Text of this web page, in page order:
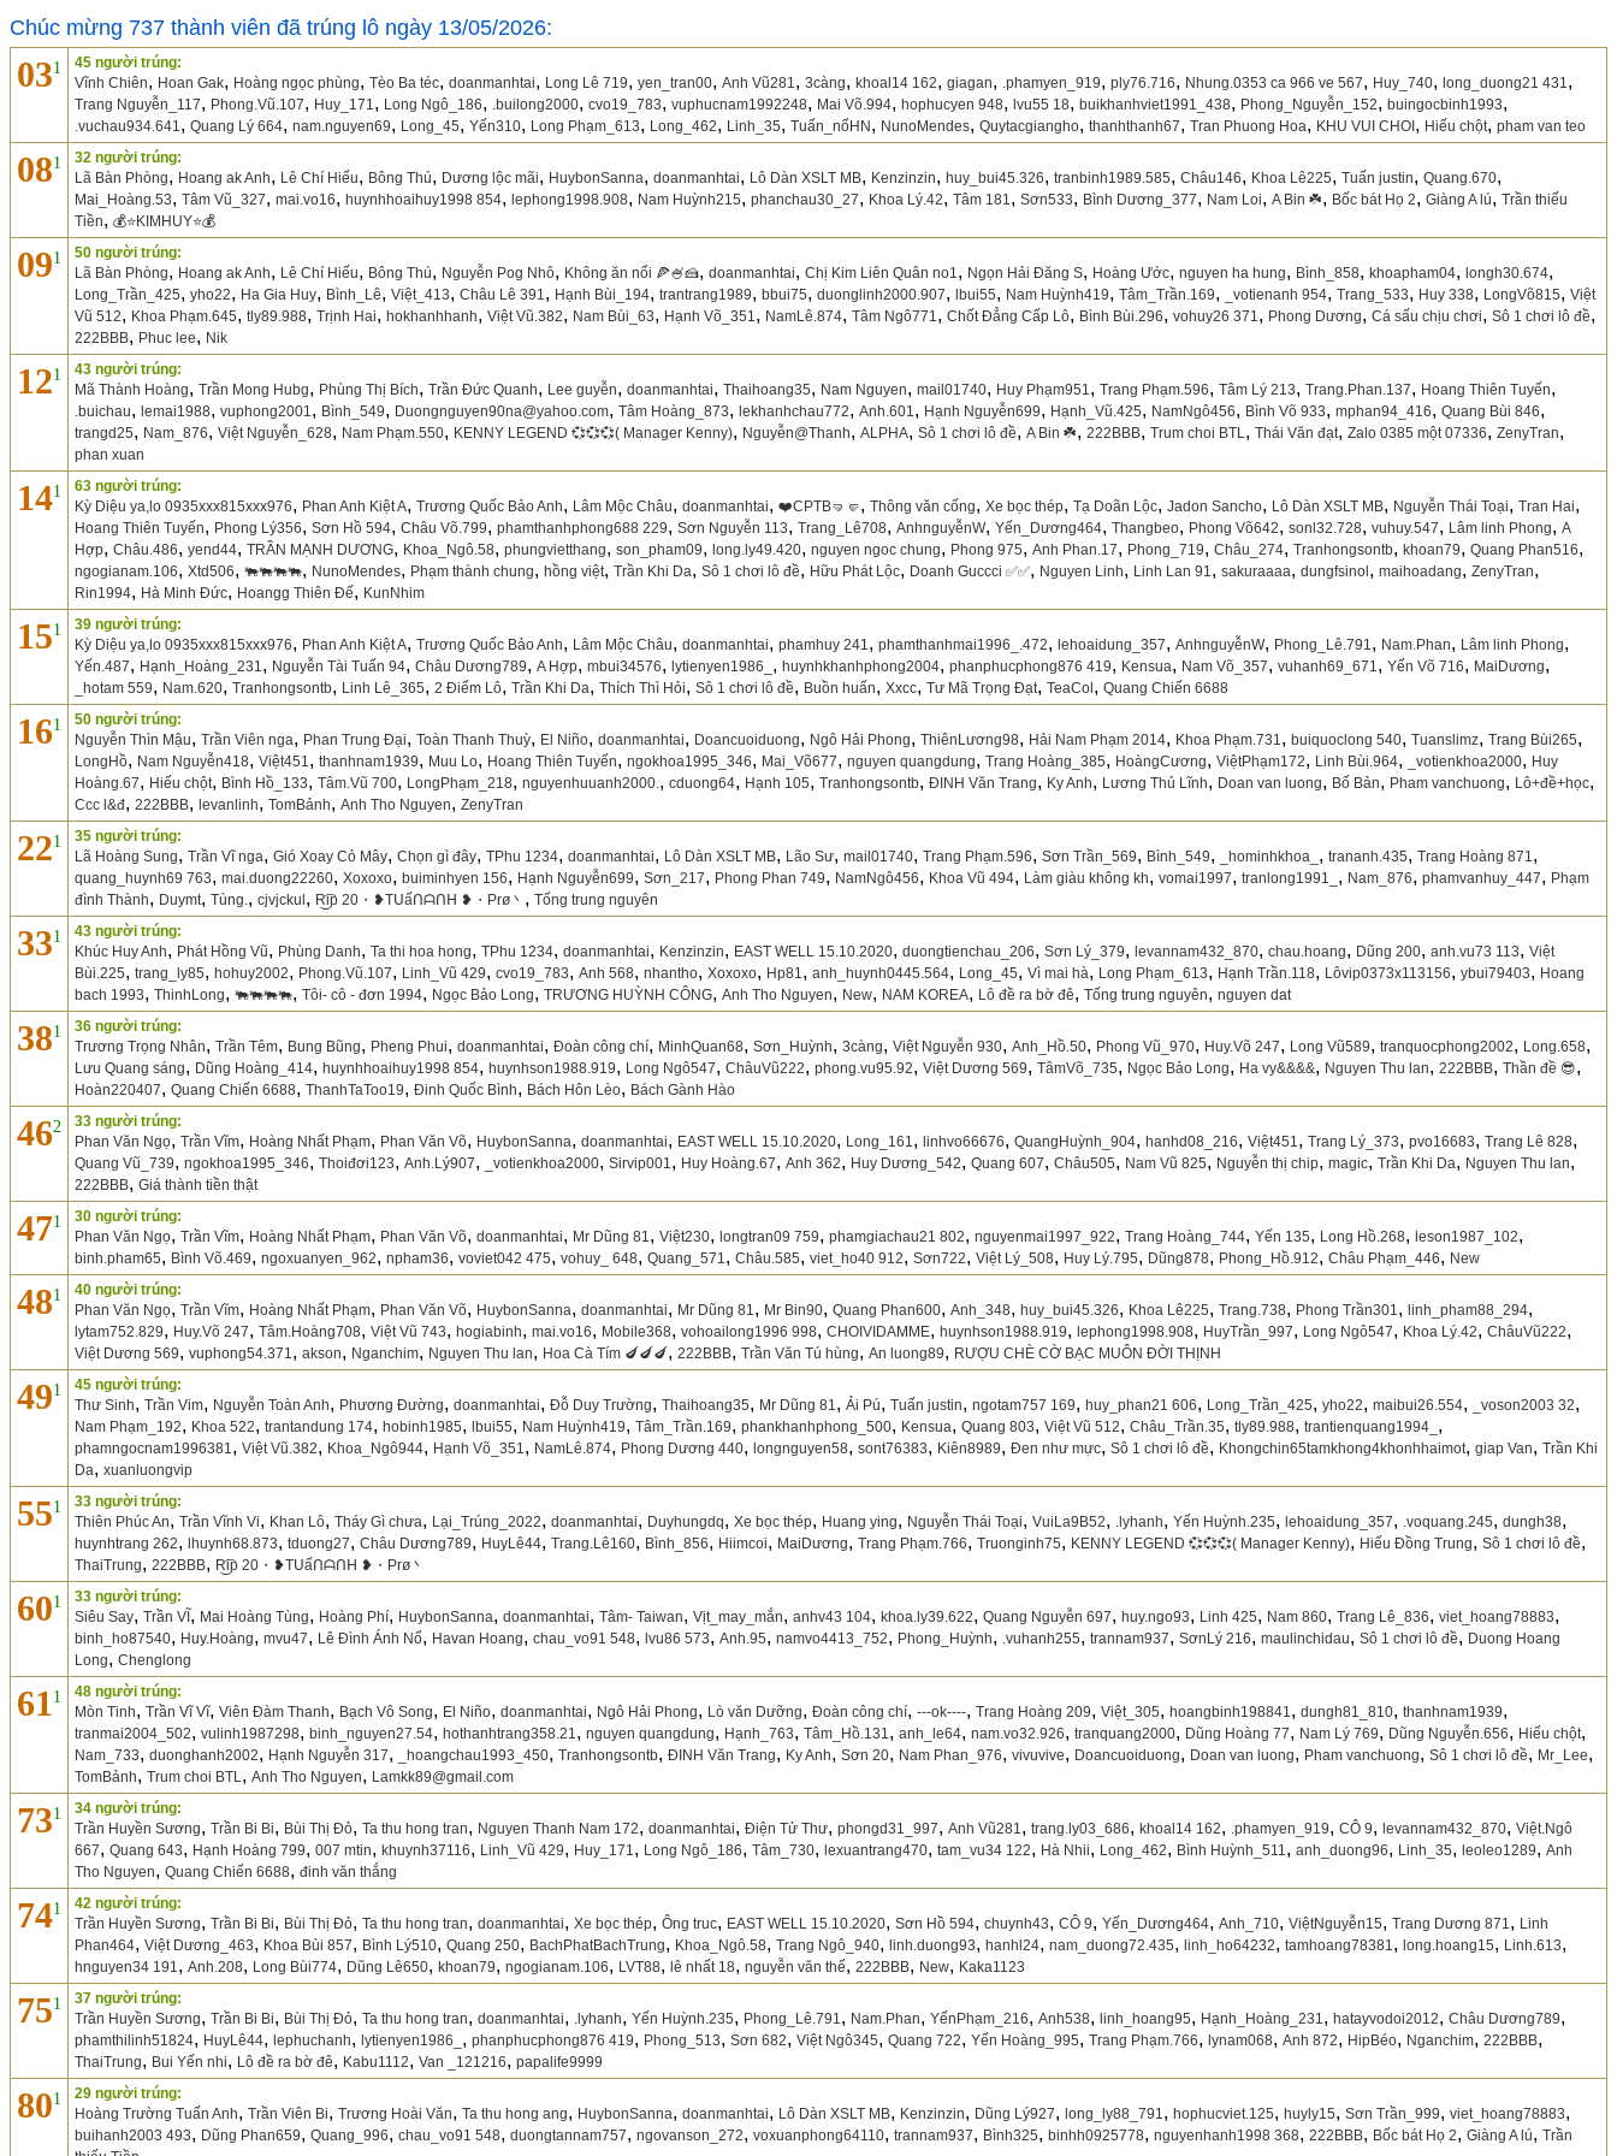
Chúc mừng 737 thành viên đã trúng lô ngày 13/05/2026:
031
45 người trúng:
Vĩnh Chiên, Hoan Gak, Hoàng ngọc phùng, Tèo Ba téc, doanmanhtai, Long Lê 719, yen_tran00, Anh Vũ281, 3càng, khoal14 162, giagan, .phamyen_919, ply76.716, Nhung.0353 ca 966 ve 567, Huy_740, long_duong21 431,
Trang Nguyễn_117, Phong.Vũ.107, Huy_171, Long Ngô_186, .builong2000, cvo19_783, vuphucnam1992248, Mai Võ.994, hophucyen 948, lvu55 18, buikhanhviet1991_438, Phong_Nguyễn_152, buingocbinh1993,
.vuchau934.641, Quang Lý 664, nam.nguyen69, Long_45, Yến310, Long Phạm_613, Long_462, Linh_35, Tuấn_nổHN , NunoMendes, Quytacgiangho, thanhthanh67, Tran Phuong Hoa, KHU VUI CHOI , Hiếu chột, pham van teo
081
32 người trúng:
Lã Bàn Phòng, Hoang ak Anh, Lê Chí Hiếu, Bông Thú, Dương lộc mãi, HuybonSanna, doanmanhtai, Lô Dàn XSLT MB, Kenzinzin, huy_bui45.326, tranbinh1989.585, Châu146, Khoa Lê225, Tuấn justin, Quang.670,
Mai_Hoàng.53, Tâm Vũ_327, mai.vo16, huynhhoaihuy1998 854, lephong1998.908, Nam Huỳnh215, phanchau30_27, Khoa Lý.42, Tâm 181, Sơn533, Bình Dương_377, Nam Loi, A Bin ☘️, Bốc bát Họ 2, Giàng A lú, Trần thiếu
Tiền, 💰⭐️KIMHUY⭐️💰
091
50 người trúng:
Lã Bàn Phòng, Hoang ak Anh, Lê Chí Hiếu, Bông Thú, Nguyễn Pog Nhô, Không ăn nổi 🍕🍧🍰, doanmanhtai, Chị Kim Liên Quân no1, Ngọn Hải Đăng S, Hoàng Ước, nguyen ha hung, Bình_858, khoapham04, longh30.674,
Long_Trần_425, yho22, Ha Gia Huy, Bình_Lê, Việt_413, Châu Lê 391, Hạnh Bùi_194, trantrang1989, bbui75, duonglinh2000.907, lbui55, Nam Huỳnh419, Tâm_Trần.169, _votienanh 954, Trang_533, Huy 338, LongVõ815, Việt
Vũ 512, Khoa Phạm.645, tly89.988, Trịnh Hai, hokhanhhanh, Việt Vũ.382, Nam Bùi_63, Hạnh Võ_351, NamLê.874, Tâm Ngô771, Chốt Đẳng Cấp Lô, Bình Bùi.296, vohuy26 371, Phong Dương, Cá sấu chịu chơi, Sô 1 chơi lô đề,
222BBB, Phuc lee, Nik
121
43 người trúng:
Mã Thành Hoàng, Trần Mong Hubg, Phùng Thị Bích, Trần Đức Quanh, Lee guyễn, doanmanhtai, Thaihoang35, Nam Nguyen, mail01740, Huy Phạm951, Trang Phạm.596, Tâm Lý 213, Trang.Phan.137, Hoang Thiên Tuyến,
.buichau, lemai1988, vuphong2001, Bình_549, Duongnguyen90na@yahoo.com, Tâm Hoàng_873, lekhanhchau772, Anh.601, Hạnh Nguyễn699, Hạnh_Vũ.425, NamNgô456, Bình Võ 933, mphan94_416, Quang Bùi 846,
trangd25, Nam_876, Việt Nguyễn_628, Nam Phạm.550, KENNY LEGEND 💞💞💞( Manager Kenny), Nguyễn@Thanh, ALPHA, Sô 1 chơi lô đề, A Bin ☘️, 222BBB, Trum choi BTL, Thái Văn đạt, Zalo 0385 một 07336, ZenyTran,
phan xuan
141
63 người trúng:
Kỳ Diệu ya,lo 0935xxx815xxx976, Phan Anh Kiệt A, Trương Quốc Bảo Anh, Lâm Mộc Châu, doanmanhtai, ❤️CPTB🤜🤛, Thông văn cống, Xe bọc thép, Tạ Doãn Lộc, Jadon Sancho, Lô Dàn XSLT MB, Nguyễn Thái Toại, Tran Hai,
Hoang Thiên Tuyến, Phong Lý356, Sơn Hồ 594, Châu Võ.799, phamthanhphong688 229, Sơn Nguyễn 113, Trang_Lê708, AnhnguyễnW, Yến_Dương464, Thangbeo, Phong Võ642, sonl32.728, vuhuy.547, Lâm linh Phong, A
Hợp, Châu.486, yend44, TRẦN MẠNH DƯƠNG, Khoa_Ngô.58, phungvietthang, son_pham09, long.ly49.420, nguyen ngoc chung, Phong 975, Anh Phan.17, Phong_719, Châu_274, Tranhongsontb, khoan79, Quang Phan516,
ngogianam.106, Xtd506, 🐃🐃🐃🐃, NunoMendes, Phạm thành chung, hồng việt, Trần Khi Da, Sô 1 chơi lô đề, Hữu Phát Lộc, Doanh Guccci ✅✅, Nguyen Linh, Linh Lan 91, sakuraaaa, dungfsinol , maihoadang, ZenyTran,
Rin1994, Hà Minh Đức, Hoangg Thiên Đế, KunNhim
151
39 người trúng:
Kỳ Diệu ya,lo 0935xxx815xxx976, Phan Anh Kiệt A, Trương Quốc Bảo Anh, Lâm Mộc Châu, doanmanhtai, phamhuy 241, phamthanhmai1996_.472, lehoaidung_357, AnhnguyễnW, Phong_Lê.791, Nam.Phan, Lâm linh Phong,
Yến.487, Hạnh_Hoàng_231, Nguyễn Tài Tuấn 94, Châu Dương789, A Hợp, mbui34576, lytienyen1986_ , huynhkhanhphong2004, phanphucphong876 419, Kensua, Nam Võ_357, vuhanh69_671, Yến Võ 716, MaiDương,
_hotam 559, Nam.620, Tranhongsontb, Linh Lê_365, 2 Điểm Lô, Trần Khi Da, Thích Thì Hỏi, Sô 1 chơi lô đề, Buồn huấn, Xxcc, Tư Mã Trọng Đạt, TeaCol , Quang Chiến 6688
161
50 người trúng:
Nguyễn Thìn Mậu, Trần Viên nga, Phan Trung Đại, Toàn Thanh Thuỳ, El Niño, doanmanhtai, Doancuoiduong, Ngô Hải Phong, ThiênLương98, Hải Nam Phạm 2014, Khoa Phạm.731, buiquoclong 540, Tuanslimz, Trang Bùi265,
LongHồ, Nam Nguyễn418, Việt451, thanhnam1939, Muu Lo, Hoang Thiên Tuyến, ngokhoa1995_346, Mai_Võ677, nguyen quangdung, Trang Hoàng_385, HoàngCương, ViệtPhạm172, Linh Bùi.964, _votienkhoa2000, Huy
Hoàng.67, Hiếu chột, Bình Hồ_133, Tâm.Vũ 700, LongPhạm_218, nguyenhuuanh2000., cduong64, Hạnh 105, Tranhongsontb, ĐINH Văn Trang, Ky Anh, Lương Thủ Lĩnh, Doan van luong, Bố Bản, Pham vanchuong, Lô+đề+học,
Ccc l&đ, 222BBB, levanlinh, TomBảnh, Anh Tho Nguyen, ZenyTran
221
35 người trúng:
Lã Hoàng Sung, Trần Vĩ nga, Gió Xoay Cỏ Mây, Chọn gì đây, TPhu 1234, doanmanhtai, Lô Dàn XSLT MB, Lão Sư, mail01740, Trang Phạm.596, Sơn Trần_569, Bình_549, _hominhkhoa_ , trananh.435, Trang Hoàng 871,
quang_huynh69 763, mai.duong22260, Xoxoxo, buiminhyen 156, Hạnh Nguyễn699, Sơn_217, Phong Phan 749, NamNgô456, Khoa Vũ 494, Làm giàu không kh, vomai1997, tranlong1991_ , Nam_876, phamvanhuy_447, Phạm
đình Thành, Duymt, Tùng., cjvjckul , R͜͡ip 20・❥Tᑌấᑎᗩᑎᕼ ❥・Prø丶 , Tống trung nguyên
331
43 người trúng:
Khúc Huy Anh, Phát Hồng Vũ, Phùng Danh, Ta thi hoa hong, TPhu 1234, doanmanhtai, Kenzinzin, EAST WELL 15.10.2020, duongtienchau_206, Sơn Lý_379, levannam432_870, chau.hoang, Dũng 200, anh.vu73 113, Việt
Bùi.225, trang_ly85, hohuy2002, Phong.Vũ.107, Linh_Vũ 429, cvo19_783, Anh 568, nhantho, Xoxoxo, Hp81, anh_huynh0445.564, Long_45, Vì mai hà, Long Phạm_613, Hạnh Trần.118, Lôvip0373x113156, ybui79403, Hoang
bach 1993, ThinhLong, 🐃🐃🐃🐃, Tôi- cô - đơn 1994, Ngọc Bảo Long, TRƯƠNG HUỲNH CÔNG, Anh Tho Nguyen, New, NAM KOREA, Lô đề ra bờ đê, Tống trung nguyên, nguyen dat
381
36 người trúng:
Trương Trọng Nhân, Trần Têm, Bung Bũng, Pheng Phui, doanmanhtai, Đoàn công chí, MinhQuan68, Sơn_Huỳnh, 3càng, Việt Nguyễn 930, Anh_Hồ.50, Phong Vũ_970, Huy.Võ 247, Long Vũ589, tranquocphong2002, Long.658,
Lưu Quang sáng, Dũng Hoàng_414, huynhhoaihuy1998 854, huynhson1988.919, Long Ngô547, ChâuVũ222, phong.vu95.92, Việt Dương 569, TâmVõ_735, Ngọc Bảo Long, Ha vy&&&&, Nguyen Thu lan, 222BBB, Thần đề 😎,
Hoàn220407, Quang Chiến 6688, ThanhTaToo19, Đinh Quốc Bình, Bách Hôn Lèo, Bách Gành Hào
462
33 người trúng:
Phan Văn Ngọ, Trần Vĩm, Hoàng Nhất Phạm, Phan Văn Võ, HuybonSanna, doanmanhtai, EAST WELL 15.10.2020, Long_161, linhvo66676, QuangHuỳnh_904, hanhd08_216, Việt451, Trang Lý_373, pvo16683, Trang Lê 828,
Quang Vũ_739, ngokhoa1995_346, Thoiđơi123, Anh.Lý907, _votienkhoa2000, Sirvip001, Huy Hoàng.67, Anh 362, Huy Dương_542, Quang 607, Châu505, Nam Vũ 825, Nguyễn thị chip, magic, Trần Khi Da, Nguyen Thu lan,
222BBB, Giá thành tiền thật
471
30 người trúng:
Phan Văn Ngọ, Trần Vĩm, Hoàng Nhất Phạm, Phan Văn Võ, doanmanhtai, Mr Dũng 81, Việt230, longtran09 759, phamgiachau21 802, nguyenmai1997_922, Trang Hoàng_744, Yến 135, Long Hồ.268, leson1987_102,
binh.pham65, Bình Võ.469, ngoxuanyen_962, npham36, voviet042 475, vohuy_ 648, Quang_571, Châu.585, viet_ho40 912, Sơn722, Việt Lý_508, Huy Lý.795, Dũng878, Phong_Hồ.912, Châu Phạm_446, New
481
40 người trúng:
Phan Văn Ngọ, Trần Vĩm, Hoàng Nhất Phạm, Phan Văn Võ, HuybonSanna, doanmanhtai, Mr Dũng 81, Mr Bin90, Quang Phan600, Anh_348, huy_bui45.326, Khoa Lê225, Trang.738, Phong Trần301, linh_pham88_294,
lytam752.829, Huy.Võ 247, Tâm.Hoàng708, Việt Vũ 743, hogiabinh, mai.vo16, Mobile368, vohoailong1996 998, CHOIVIDAMME, huynhson1988.919, lephong1998.908, HuyTrần_997, Long Ngô547, Khoa Lý.42, ChâuVũ222,
Việt Dương 569, vuphong54.371, akson, Nganchim, Nguyen Thu lan, Hoa Cà Tím 🍆🍆🍆, 222BBB, Trần Văn Tú hùng, An luong89, RƯỢU CHÈ CỜ BẠC MUÔN ĐỜI THỊNH
491
45 người trúng:
Thư Sinh, Trần Vim, Nguyễn Toàn Anh, Phương Đường, doanmanhtai, Đỗ Duy Trường, Thaihoang35, Mr Dũng 81, Ải Pú, Tuấn justin, ngotam757 169, huy_phan21 606, Long_Trần_425, yho22, maibui26.554, _voson2003 32,
Nam Phạm_192, Khoa 522, trantandung 174, hobinh1985, lbui55, Nam Huỳnh419, Tâm_Trần.169, phankhanhphong_500, Kensua, Quang 803, Việt Vũ 512, Châu_Trần.35, tly89.988, trantienquang1994_ ,
phamngocnam1996381, Việt Vũ.382, Khoa_Ngô944, Hạnh Võ_351, NamLê.874, Phong Dương 440, longnguyen58, sont76383, Kiên8989, Đen như mực, Sô 1 chơi lô đề, Khongchin65tamkhong4khonhhaimot, giap Van, Trần Khi
Da, xuanluongvip
551
33 người trúng:
Thiên Phúc An, Trần Vĩnh Vi, Khan Lô, Tháy Gì chưa, Lại_Trúng_2022, doanmanhtai, Duyhungdq, Xe bọc thép, Huang ying, Nguyễn Thái Toại, VuiLa9B52, .lyhanh, Yến Huỳnh.235, lehoaidung_357, .voquang.245, dungh38,
huynhtrang 262, lhuynh68.873, tduong27, Châu Dương789, HuyLê44, Trang.Lê160, Bình_856, Hiimcoi, MaiDương, Trang Phạm.766, Truonginh75, KENNY LEGEND 💞💞💞( Manager Kenny), Hiếu Đồng Trung, Sô 1 chơi lô đề,
ThaiTrung, 222BBB, R͜͡ip 20・❥Tᑌấᑎᗩᑎᕼ ❥・Prø丶
601
33 người trúng:
Siêu Say, Trần VĨ , Mai Hoàng Tùng, Hoàng Phí, HuybonSanna, doanmanhtai, Tâm- Taiwan, Vịt_may_mắn, anhv43 104, khoa.ly39.622, Quang Nguyễn 697, huy.ngo93, Linh 425, Nam 860, Trang Lê_836, viet_hoang78883,
binh_ho87540, Huy.Hoàng, mvu47, Lê Đình Ánh Nổ, Havan Hoang, chau_vo91 548, lvu86 573, Anh.95, namvo4413_752, Phong_Huỳnh, .vuhanh255, trannam937, SơnLý 216, maulinchidau, Sô 1 chơi lô đề, Duong Hoang
Long, Chenglong
611
48 người trúng:
Mòn Tinh, Trần Vĩ Vĩ, Viên Đàm Thanh, Bạch Vô Song, El Niño, doanmanhtai, Ngô Hải Phong, Lò văn Dưỡng, Đoàn công chí, ---ok----, Trang Hoàng 209, Việt_305, hoangbinh198841, dungh81_810, thanhnam1939,
tranmai2004_502, vulinh1987298, binh_nguyen27.54, hothanhtrang358.21, nguyen quangdung, Hạnh_763, Tâm_Hồ.131, anh_le64, nam.vo32.926, tranquang2000, Dũng Hoàng 77, Nam Lý 769, Dũng Nguyễn.656, Hiếu chột,
Nam_733, duonghanh2002, Hạnh Nguyễn 317, _hoangchau1993_450, Tranhongsontb, ĐINH Văn Trang, Ky Anh, Sơn 20, Nam Phan_976, vivuvive, Doancuoiduong, Doan van luong, Pham vanchuong, Sô 1 chơi lô đề, Mr_Lee,
TomBảnh, Trum choi BTL, Anh Tho Nguyen, Lamkk89@gmail.com
731
34 người trúng:
Trần Huyền Sương, Trần Bi Bi, Bùi Thị Đỏ, Ta thu hong tran, Nguyen Thanh Nam 172, doanmanhtai, Điện Tử Thư, phongd31_997, Anh Vũ281, trang.ly03_686, khoal14 162, .phamyen_919, CÔ 9, levannam432_870, Việt.Ngô
667, Quang 643, Hạnh Hoàng 799, 007 mtin, khuynh37116, Linh_Vũ 429, Huy_171, Long Ngô_186, Tâm_730, lexuantrang470, tam_vu34 122, Hà Nhii, Long_462, Bình Huỳnh_511, anh_duong96, Linh_35, leoleo1289, Anh
Tho Nguyen, Quang Chiến 6688, đinh văn thắng
741
42 người trúng:
Trần Huyền Sương, Trần Bi Bi, Bùi Thị Đỏ, Ta thu hong tran, doanmanhtai, Xe bọc thép, Ông truc, EAST WELL 15.10.2020, Sơn Hồ 594, chuynh43, CÔ 9, Yến_Dương464, Anh_710, ViệtNguyễn15, Trang Dương 871, Linh
Phan464, Việt Dương_463, Khoa Bùi 857, Bình Lý510, Quang 250, BachPhatBachTrung, Khoa_Ngô.58, Trang Ngô_940, linh.duong93, hanhl24, nam_duong72.435, linh_ho64232, tamhoang78381, long.hoang15, Linh.613,
hnguyen34 191, Anh.208, Long Bùi774, Dũng Lê650, khoan79, ngogianam.106, LVT88, lê nhất 18, nguyễn văn thế, 222BBB, New, Kaka1123
751
37 người trúng:
Trần Huyền Sương, Trần Bi Bi, Bùi Thị Đỏ, Ta thu hong tran, doanmanhtai, .lyhanh, Yến Huỳnh.235, Phong_Lê.791, Nam.Phan, YếnPhạm_216, Anh538, linh_hoang95, Hạnh_Hoàng_231, hatayvodoi2012, Châu Dương789,
phamthilinh51824, HuyLê44, lephuchanh, lytienyen1986_ , phanphucphong876 419, Phong_513, Sơn 682, Việt Ngô345, Quang 722, Yến Hoàng_995, Trang Phạm.766, lynam068, Anh 872, HipBéo, Nganchim, 222BBB,
ThaiTrung, Bui Yến nhi, Lô đề ra bờ đê, Kabu1112, Van _121216, papalife9999
801
29 người trúng:
Hoàng Trường Tuấn Anh, Trần Viên Bi, Trương Hoài Văn, Ta thu hong ang, HuybonSanna, doanmanhtai, Lô Dàn XSLT MB, Kenzinzin, Dũng Lý927, long_ly88_791, hophucviet.125, huyly15, Sơn Trần_999, viet_hoang78883,
buihanh2003 493, Dũng Phan659, Quang_996, chau_vo91 548, duongtannam757, ngovanson_272, voxuanphong64110, trannam937, Bình325, binhh0925778, nguyenhanh1998 368, 222BBB, Bốc bát Họ 2, Giàng A lú, Trần